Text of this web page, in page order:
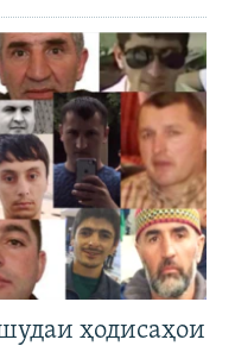
ҳодисаҳои